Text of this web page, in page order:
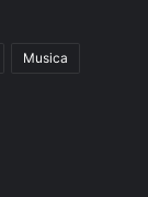
Musica